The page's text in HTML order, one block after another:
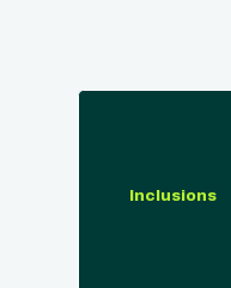
Inclusions